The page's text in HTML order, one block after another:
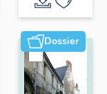
Dossier